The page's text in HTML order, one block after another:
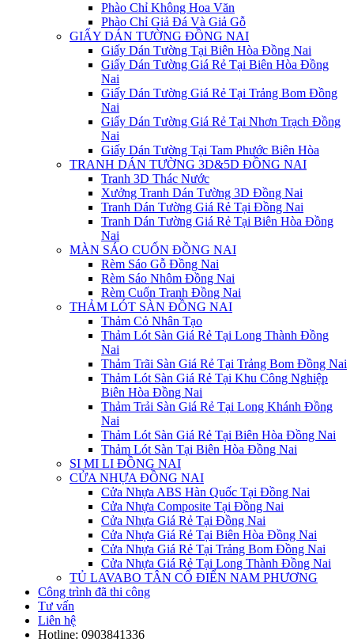
Phào Chỉ Không Hoa Văn
Phào Chỉ Giả Đá Và Giả Gỗ
GIẤY DÁN TƯỜNG ĐỒNG NAI
Giấy Dán Tường Tại Biên Hòa Đồng Nai
Giấy Dán Tường Giá Rẻ Tại Biên Hòa Đồng
Nai
Giấy Dán Tường Giá Rẻ Tại Trảng Bom Đồng
Nai
Giấy Dán Tường Giá Rẻ Tại Nhơn Trạch Đồng
Nai
Giấy Dán Tường Tại Tam Phước Biên Hòa
TRANH DÁN TƯỜNG 3D&5D ĐỒNG NAI
Tranh 3D Thác Nước
Xưởng Tranh Dán Tường 3D Đồng Nai
Tranh Dán Tường Giá Rẻ Tại Đồng Nai
Tranh Dán Tường Giá Rẻ Tại Biên Hòa Đồng
Nai
MÀN SÁO CUỐN ĐỒNG NAI
Rèm Sáo Gỗ Đồng Nai
Rèm Sáo Nhôm Đồng Nai
Rèm Cuốn Tranh Đồng Nai
THẢM LÓT SÀN ĐỒNG NAI
Thảm Cỏ Nhân Tạo
Thảm Lót Sàn Giá Rẻ Tại Long Thành Đồng
Nai
Thảm Trãi Sàn Giá Rẻ Tại Trảng Bom Đồng Nai
Thảm Lót Sàn Giá Rẻ Tại Khu Công Nghiệp
Biên Hòa Đồng Nai
Thảm Trải Sàn Giá Rẻ Tại Long Khánh Đồng
Nai
Thảm Lót Sàn Giá Rẻ Tại Biên Hòa Đồng Nai
Thảm Lót Sàn Tại Biên Hòa Đồng Nai
SI MI LI ĐỒNG NAI
CỬA NHỰA ĐỒNG NAI
Cửa Nhựa ABS Hàn Quốc Tại Đồng Nai
Cửa Nhựa Composite Tại Đồng Nai
Cửa Nhựa Giá Rẻ Tại Đồng Nai
Cửa Nhựa Giá Rẻ Tại Biên Hòa Đồng Nai
Cửa Nhựa Giá Rẻ Tại Trảng Bom Đồng Nai
Cửa Nhựa Giá Rẻ Tại Long Thành Đồng Nai
TỦ LAVABO TÂN CỔ ĐIỂN NAM PHƯƠNG
Công trình đã thi công
Tư vấn
Liên hệ
Hotline: 0903841336